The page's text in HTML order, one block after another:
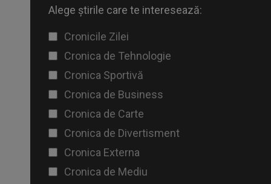
Alege știrile care te interesează:
Cronicile Zilei
Cronica de Tehnologie
Cronica Sportivă
Cronica de Business
Cronica de Carte
Cronica de Divertisment
Cronica Externa
Cronica de Mediu